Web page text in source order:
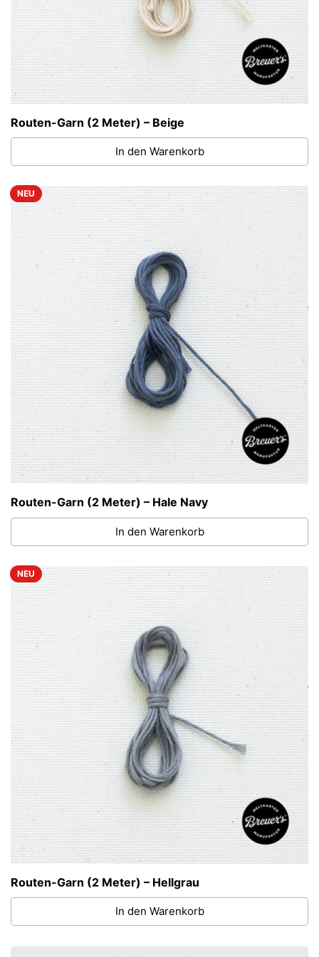
Routen-Garn (2 Meter) – Beige
In den Warenkorb
Routen-Garn (2 Meter) – Hale Navy
In den Warenkorb
NEU
Routen-Garn (2 Meter) – Hellgrau
In den Warenkorb
NEU